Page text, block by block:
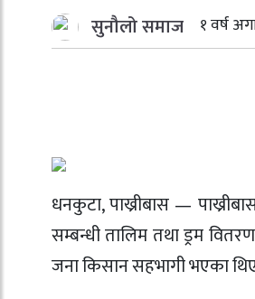
सुनौलो समाज १ वर्ष
धनकुटा, पाख्रीबास —
सम्बन्धी तालिम तथा ड्रम
जना किसान सहभागी भएका